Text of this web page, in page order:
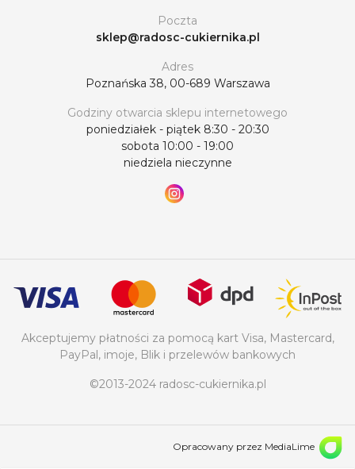
Poczta
sklep@radosc-cukiernika.pl
Adres
Poznańska 38, 00-689 Warszawa
Godziny otwarcia sklepu internetowego
poniedziałek - piątek 8:30 - 20:30
sobota 10:00 - 19:00
niedziela nieczynne
Akceptujemy płatności za pomocą kart Visa, Mastercard,
PayPal, imoje, Blik i przelewów bankowych
©2013-2024 radosc-cukiernika.pl
Opracowany przez MediaLime